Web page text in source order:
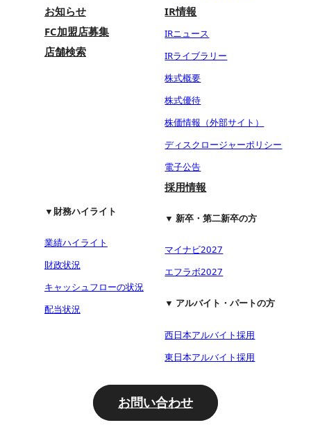
お知らせ
FC加盟店募集
店舗検索
IR情報
IRニュース
IRライブラリー
株式概要
株式優待
株価情報（外部サイト）
ディスクロージャーポリシー
電子公告
▼財務ハイライト
業績ハイライト
財政状況
キャッシュフローの状況
配当状況
採用情報
▼ 新卒・第二新卒の方
マイナビ2027
エフラボ2027
▼ アルバイト・パートの方
西日本アルバイト採用
東日本アルバイト採用
お問い合わせ